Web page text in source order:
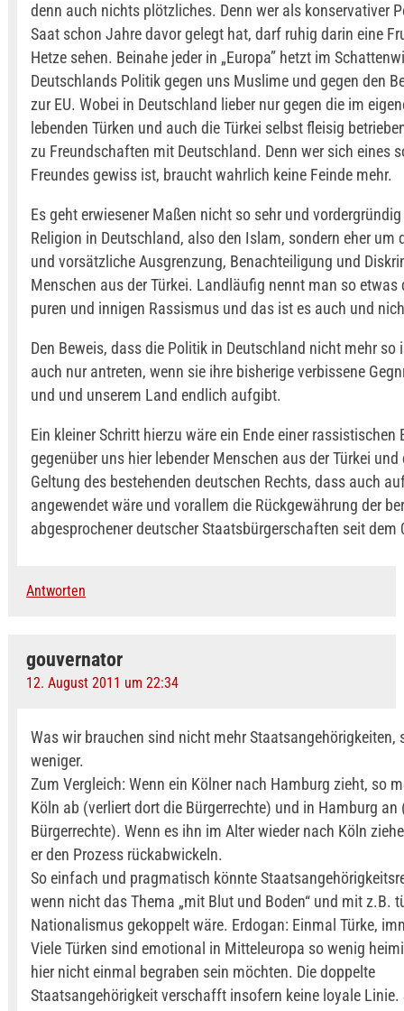
denn auch nichts plötzliches. Denn wer als konservativer
Saat schon Jahre davor gelegt hat, darf ruhig darin eine
Hetze sehen. Beinahe jeder in „Europa” hetzt im
Deutschlands Politik gegen uns Muslime und gegen den
zur EU. Wobei in Deutschland lieber nur gegen die im
lebenden Türken und auch die Türkei selbst fleisig
zu Freundschaften mit Deutschland. Denn wer sich eines
Freundes gewiss ist, braucht wahrlich keine Feinde mehr.
Es geht erwiesener Maßen nicht so sehr und
Religion in Deutschland, also den Islam, sondern eher um
und vorsätzliche Ausgrenzung, Benachteiligung und
Menschen aus der Türkei. Landläufig nennt man so etwas
puren und innigen Rassismus und das ist es auch und
Den Beweis, dass die Politik in Deutschland nicht mehr so
auch nur antreten, wenn sie ihre bisherige verbissene
und und unserem Land endlich aufgibt.
Ein kleiner Schritt hierzu wäre ein Ende einer rassistischen
gegenüber uns hier lebender Menschen aus der Türkei
Geltung des bestehenden deutschen Rechts, dass auch
angewendet wäre und vorallem die Rückgewährung der
abgesprochener deutscher Staatsbürgerschaften seit dem
Antworten
gouvernator
12. August 2011 um 22:34
Was wir brauchen sind nicht mehr Staatsangehörigkeiten,
weniger.
Zum Vergleich: Wenn ein Kölner nach Hamburg zieht, so
Köln ab (verliert dort die Bürgerrechte) und in Hamburg an
Bürgerrechte). Wenn es ihn im Alter wieder nach Köln
er den Prozess rückabwickeln.
So einfach und pragmatisch könnte
wenn nicht das Thema „mit Blut und Boden“ und mit z.B.
Nationalismus gekoppelt wäre. Erdogan: Einmal Türke,
Viele Türken sind emotional in Mitteleuropa so wenig
hier nicht einmal begraben sein möchten. Die doppelte
Staatsangehörigkeit verschafft insofern keine loyale Linie.